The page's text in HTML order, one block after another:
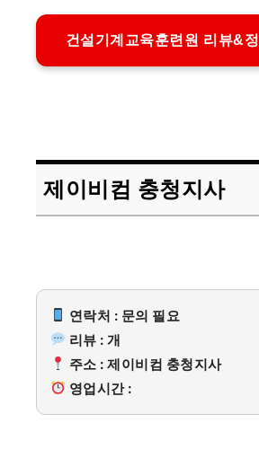
건설기계교육훈련원 리뷰&
제이비컴 충청지사
연락처 : 문의 필요
리뷰 : 개
주소 : 제이비컴 충청지사
영업시간 :